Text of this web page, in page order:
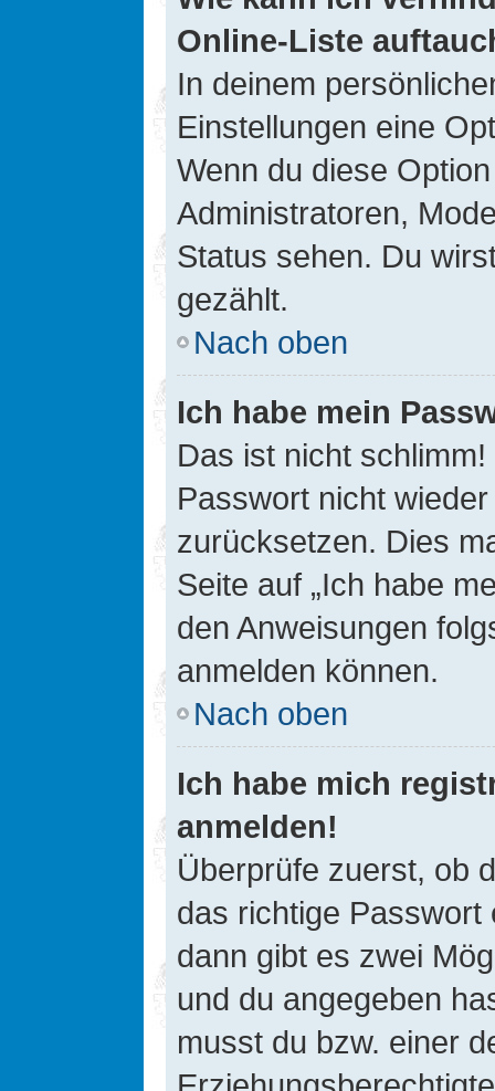
Online-Liste
In deinem
Einstellungen eine
Wenn du diese
Administratoren,
Status sehen. Du
gezählt.
Nach oben
Ich habe mein
Das ist nicht
Passwort nicht
zurücksetzen. Dies
Seite auf „Ich habe
den Anweisungen
anmelden können.
Nach oben
Ich habe mich
anmelden!
Überprüfe zuerst, ob
das richtige Passwort
dann gibt es zwei
und du angegeben
musst du bzw. einer